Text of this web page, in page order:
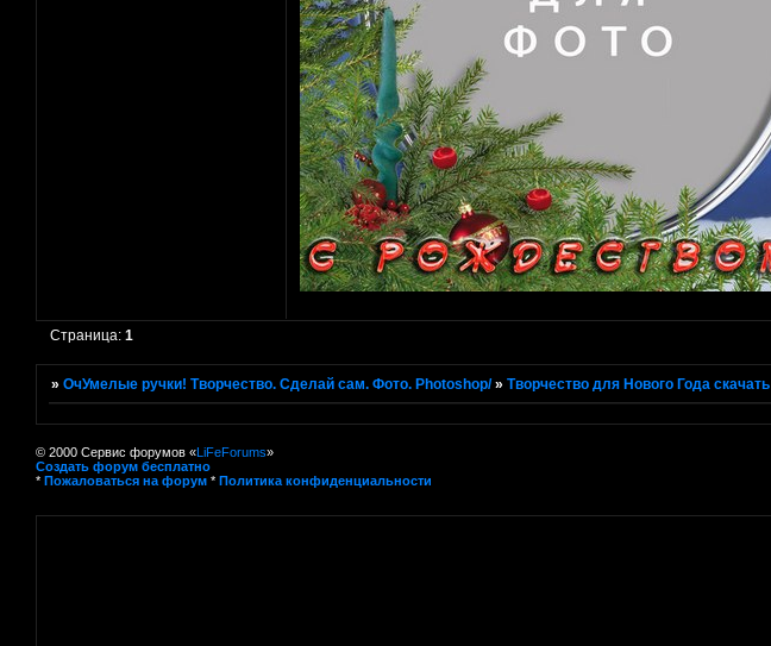
Страница:1
»ОчУмелые ручки! Творчество. Сделай сам. Фото. Photoshop/ »Творчество для Нового Года скачать
© 2000 Сервис форумов «LiFeForums»
Создать форум бесплатно
* Пожаловаться на форум * Политика конфиденциальности